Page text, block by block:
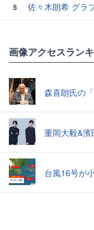
5
佐々木朗希 グラ
画像アクセスラン
森喜朗氏の
重岡大毅&濱
台風16号が